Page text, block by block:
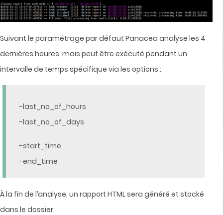
Suivant le paramétrage par défaut Panacea analyse les 4
dernières heures, mais peut être exécuté pendant un
intervalle de temps spécifique via les options :
–last_no_of_hours
–last_no_of_days
–start _time
–end_time
À la fin de l’analyse, un rapport HTML sera généré et stocké
dans le dossier